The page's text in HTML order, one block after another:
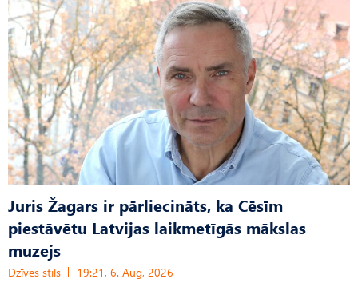
Juris Žagars ir pārliecināts, ka Cēsīm
piestāvētu Latvijas laikmetīgās mākslas
muzejs
Dzīves stils 19:21, 6. Aug, 2026